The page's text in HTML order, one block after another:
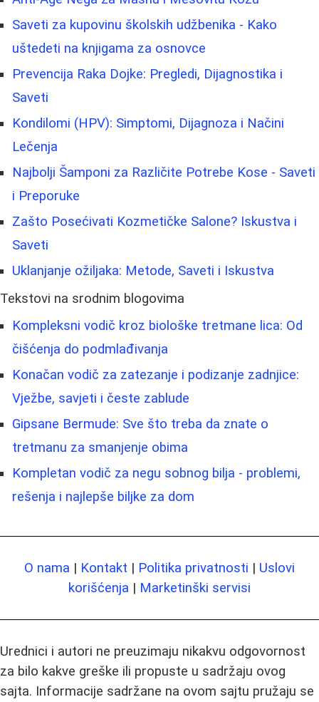
Saveti za kupovinu školskih udžbenika - Kako
uštedeti na knjigama za osnovce
Prevencija Raka Dojke: Pregledi, Dijagnostika i
Saveti
Kondilomi (HPV): Simptomi, Dijagnoza i Načini
Lečenja
Najbolji Šamponi za Različite Potrebe Kose - Saveti
i Preporuke
Zašto Posećivati Kozmetičke Salone? Iskustva i
Saveti
Uklanjanje ožiljaka: Metode, Saveti i Iskustva
Tekstovi na srodnim blogovima
Kompleksni vodič kroz biološke tretmane lica: Od
čišćenja do podmlađivanja
Konačan vodič za zatezanje i podizanje zadnjice:
Vježbe, savjeti i česte zablude
Gipsane Bermude: Sve što treba da znate o
tretmanu za smanjenje obima
Kompletan vodič za negu sobnog bilja - problemi,
rešenja i najlepše biljke za dom
O nama | Kontakt | Politika privatnosti | Uslovi
korišćenja | Marketinški servisi
Urednici i autori ne preuzimaju nikakvu odgovornost
za bilo kakve greške ili propuste u sadržaju ovog
sajta. Informacije sadržane na ovom sajtu pružaju se